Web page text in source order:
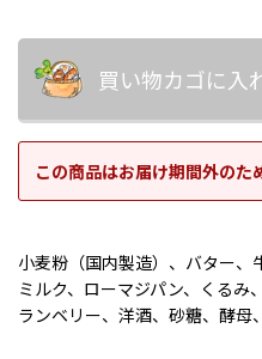
買い物カゴに入
この商品はお届け期間外のた
小麦粉（国内製造）、バター、
ミルク、ローマジパン、くるみ
ランベリー、洋酒、砂糖、酵